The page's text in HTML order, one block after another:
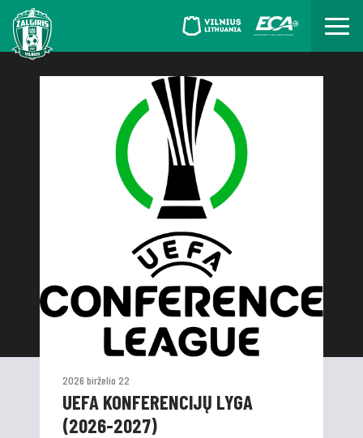
2026 birželio 22
UEFA KONFERENCIJŲ LYGA
(2026-2027)